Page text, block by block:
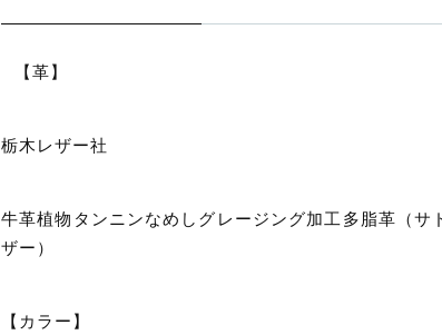
⠀【革】
栃木レザー社
牛革植物タンニンなめしグレージング加工多脂革（サ
ザー）⠀
【カラー】